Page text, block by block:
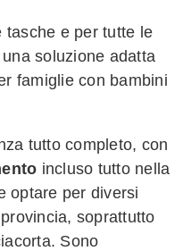
tasche e per tutte le
soluzione adatta
famiglie con bambini
tutto completo, con
incluso tutto nella
optare per diversi
soprattutto
Sono